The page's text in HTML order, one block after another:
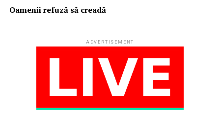
Oamenii refuză să creadă
ADVERTISEMENT